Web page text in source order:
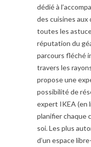
dédié à
des cuisines aux
toutes les
réputation du
parcours fléché
travers les
propose une
possibilité de
expert IKEA (en
planifier chaque
soi. Les plus
d’un espace